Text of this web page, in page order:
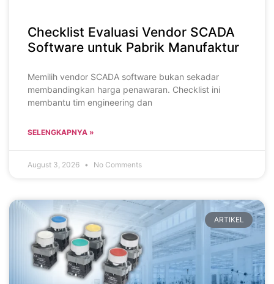
Checklist Evaluasi Vendor SCADA
Software untuk Pabrik Manufaktur
Memilih vendor SCADA software bukan sekadar
membandingkan harga penawaran. Checklist ini
membantu tim engineering dan
SELENGKAPNYA »
August 3, 2026 No Comments
ARTIKEL